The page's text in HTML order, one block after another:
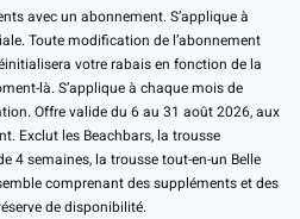
avec un abonnement. S’applique à
Toute modification de l’abonnement
votre rabais en fonction de la
là. S’applique à chaque mois de
Offre valide du 6 au 31 août 2026, aux
Exclut les Beachbars, la trousse
4 semaines, la trousse tout-en-un Belle
comprenant des suppléments et des
de disponibilité.